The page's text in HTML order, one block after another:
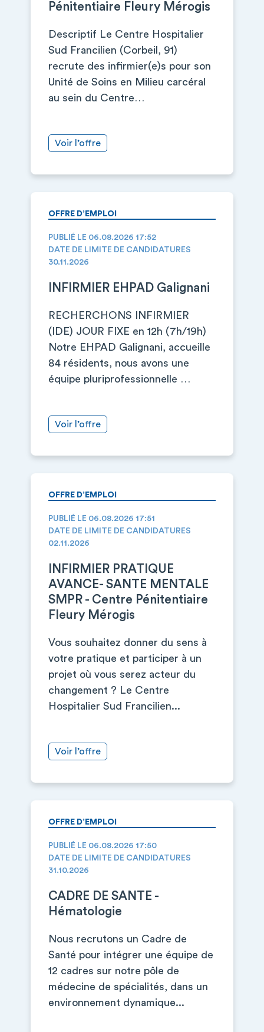
Pénitentiaire Fleury Mérogis
Descriptif Le Centre Hospitalier
Sud Francilien (Corbeil, 91)
recrute des infirmier(e)s pour son
Unité de Soins en Milieu carcéral
au sein du Centre…
Voir l’offre
OFFRE D’EMPLOI
PUBLIÉ LE 06.08.2026 17:52
DATE DE LIMITE DE CANDIDATURES
30.11.2026
INFIRMIER EHPAD Galignani
RECHERCHONS INFIRMIER
(IDE) JOUR FIXE en 12h (7h/19h)
Notre EHPAD Galignani, accueille
84 résidents, nous avons une
équipe pluriprofessionnelle …
Voir l’offre
OFFRE D’EMPLOI
PUBLIÉ LE 06.08.2026 17:51
DATE DE LIMITE DE CANDIDATURES
02.11.2026
INFIRMIER PRATIQUE
AVANCE- SANTE MENTALE
SMPR - Centre Pénitentiaire
Fleury Mérogis
Vous souhaitez donner du sens à
votre pratique et participer à un
projet où vous serez acteur du
changement ? Le Centre
Hospitalier Sud Francilien...
Voir l’offre
OFFRE D’EMPLOI
PUBLIÉ LE 06.08.2026 17:50
DATE DE LIMITE DE CANDIDATURES
31.10.2026
CADRE DE SANTE -
Hématologie
Nous recrutons un Cadre de
Santé pour intégrer une équipe de
12 cadres sur notre pôle de
médecine de spécialités, dans un
environnement dynamique...